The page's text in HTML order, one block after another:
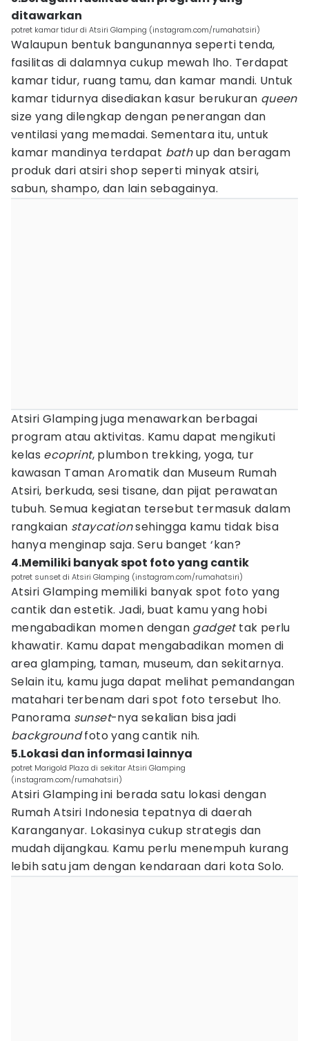
ditawarkan
potret kamar tidur di Atsiri Glamping (instagram.com/rumahatsiri)
Walaupun bentuk bangunannya seperti tenda,
fasilitas di dalamnya cukup mewah lho. Terdapat
kamar tidur, ruang tamu, dan kamar mandi. Untuk
kamar tidurnya disediakan kasur berukuran queen
size yang dilengkap dengan penerangan dan
ventilasi yang memadai. Sementara itu, untuk
kamar mandinya terdapat bathup dan beragam
produk dari atsiri shop seperti minyak atsiri,
sabun, shampo, dan lain sebagainya.
Atsiri Glamping juga menawarkan berbagai
program atau aktivitas. Kamu dapat mengikuti
kelas ecoprint, plumbon trekking, yoga, tur
kawasan Taman Aromatik dan Museum Rumah
Atsiri, berkuda, sesi tisane, dan pijat perawatan
tubuh. Semua kegiatan tersebut termasuk dalam
rangkaian staycationsehingga kamu tidak bisa
hanya menginap saja. Seru banget ‘kan?
4.Memiliki banyak spot foto yang cantik
potret sunset di Atsiri Glamping (instagram.com/rumahatsiri)
Atsiri Glamping memiliki banyak spot foto yang
cantik dan estetik. Jadi, buat kamu yang hobi
mengabadikan momen dengan gadgettak perlu
khawatir. Kamu dapat mengabadikan momen di
area glamping, taman, museum, dan sekitarnya.
Selain itu, kamu juga dapat melihat pemandangan
matahari terbenam dari spot foto tersebut lho.
Panorama sunset-nya sekalian bisa jadi
backgroundfoto yang cantik nih.
5.Lokasi dan informasi lainnya
potret Marigold Plaza di sekitar Atsiri Glamping
(instagram.com/rumahatsiri)
Atsiri Glamping ini berada satu lokasi dengan
Rumah Atsiri Indonesia tepatnya di daerah
Karanganyar. Lokasinya cukup strategis dan
mudah dijangkau. Kamu perlu menempuh kurang
lebih satu jam dengan kendaraan dari kota Solo.